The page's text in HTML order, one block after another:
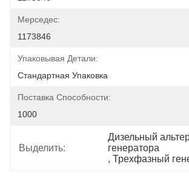
Мерседес:
1173846
Упаковывая Детали:
Стандартная Упаковка
Поставка Способности:
1000
Выделить:
Дизельный
генератора
, Трехфазный